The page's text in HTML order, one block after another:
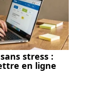
stress :
en ligne